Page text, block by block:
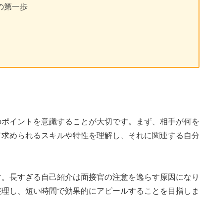
第一歩
イントを意識することが大切です。まず、相手が何を
められるスキルや特性を理解し、それに関連する自分
長すぎる自己紹介は面接官の注意を逸らす原因になり
し、短い時間で効果的にアピールすることを目指しま